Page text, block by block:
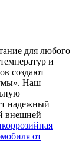
для любого
и
создают
Наш
надежный
внешней
от